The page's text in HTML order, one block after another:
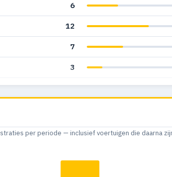
6
12
7
3
1
10
per periode — inclusief voertuigen die daarna